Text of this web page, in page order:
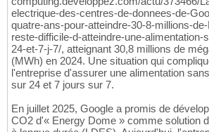
electrique-des-centres-de-donnees-de-
quatre-ans-pour-atteindre-30-8-millions-
reste-difficile-d-atteindre-une-alimentation-
24-et-7-j-7/, atteignant 30,8 millions de
(MWh) en 2024. Une situation qui
l'entreprise d'assurer une alimentation
sur 24 et 7 jours sur 7.
En juillet 2025, Google a promis de
CO2 d'« Energy Dome » comme solution